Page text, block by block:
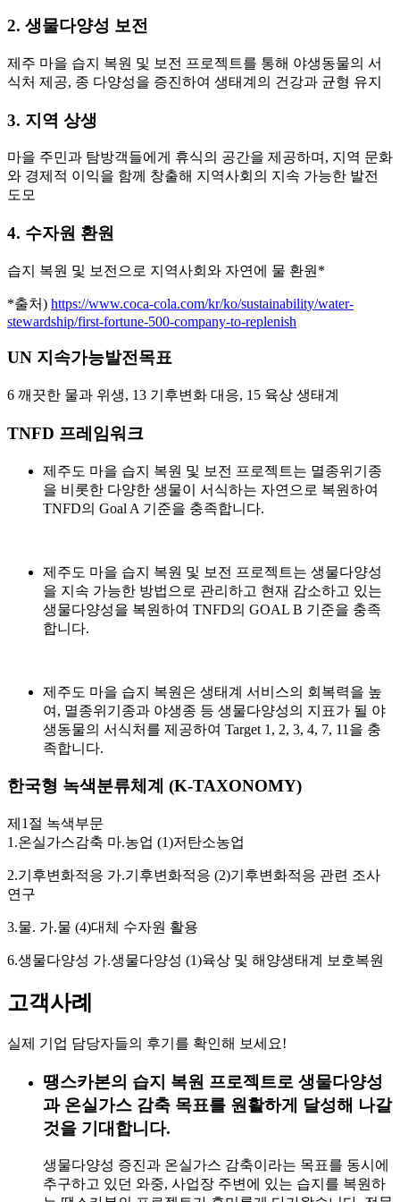
2. 생물다양성 보전
제주 마을 습지 복원 및 보전 프로젝트를 통해 야생동물의 서
식처 제공, 종 다양성을 증진하여 생태계의 건강과 균형 유지
3. 지역 상생
마을 주민과 탐방객들에게 휴식의 공간을 제공하며, 지역 문화
와 경제적 이익을 함께 창출해 지역사회의 지속 가능한 발전
도모
4. 수자원 환원
습지 복원 및 보전으로 지역사회와 자연에 물 환원*
*출처) https://www.coca-cola.com/kr/ko/sustainability/water-
stewardship/first-fortune-500-company-to-replenish
UN 지속가능발전목표
6 깨끗한 물과 위생, 13 기후변화 대응, 15 육상 생태계
TNFD 프레임워크
제주도 마을 습지 복원 및 보전 프로젝트는 멸종위기종
을 비롯한 다양한 생물이 서식하는 자연으로 복원하여
TNFD의 Goal A 기준을 충족합니다.
제주도 마을 습지 복원 및 보전 프로젝트는 생물다양성
을 지속 가능한 방법으로 관리하고 현재 감소하고 있는
생물다양성을 복원하여 TNFD의 GOAL B 기준을 충족
합니다.
제주도 마을 습지 복원은 생태계 서비스의 회복력을 높
여, 멸종위기종과 야생종 등 생물다양성의 지표가 될 야
생동물의 서식처를 제공하여 Target 1, 2, 3, 4, 7, 11을 충
족합니다.
한국형 녹색분류체계 (K-TAXONOMY)
제1절 녹색부문
1.온실가스감축 마.농업 (1)저탄소농업
2.기후변화적응 가.기후변화적응 (2)기후변화적응 관련 조사
연구
3.물. 가.물 (4)대체 수자원 활용
6.생물다양성 가.생물다양성 (1)육상 및 해양생태계 보호복원
고객사례
실제 기업 담당자들의 후기를 확인해 보세요!
땡스카본의 습지 복원 프로젝트로 생물다양성
과 온실가스 감축 목표를 원활하게 달성해 나갈
것을 기대합니다.
생물다양성 증진과 온실가스 감축이라는 목표를 동시에
추구하고 있던 와중, 사업장 주변에 있는 습지를 복원하